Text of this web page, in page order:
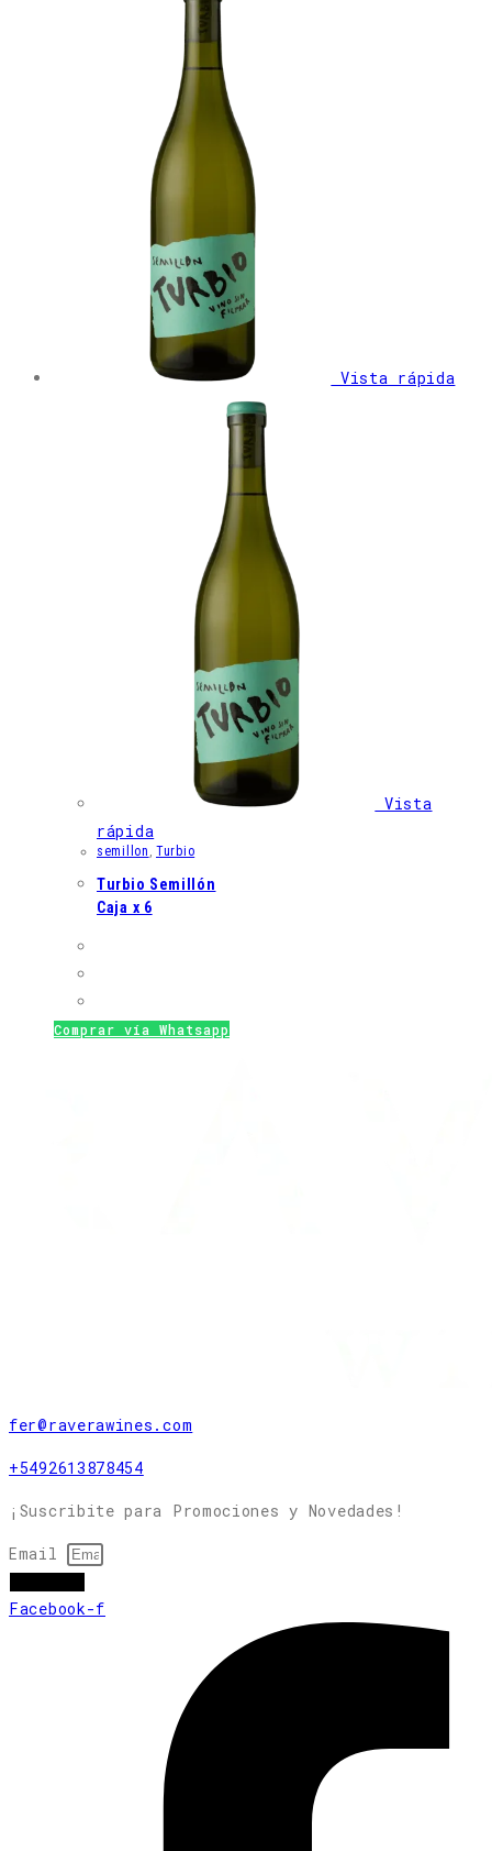
Vista rápida
Vista
rápida
semillon ,Turbio
Turbio Semillón
Caja x 6
Comprar vía Whatsapp
fer@raverawines.com
+5492613878454
¡Suscribite para Promociones y Novedades!
Email
Facebook-f